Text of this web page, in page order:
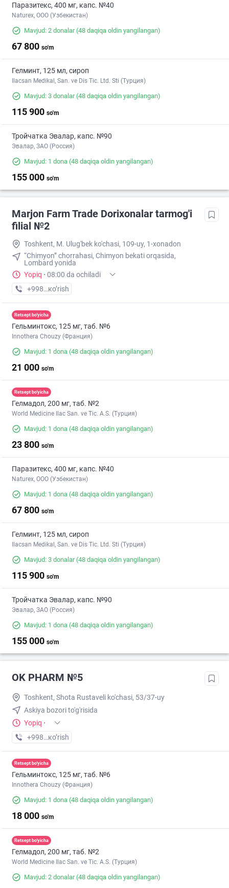
Паразитекс, 400 мг, капс. №40
Naturex, OOO (Узбекистан)
Mavjud: 2 donalar(48 daqiqa oldin yangilangan)
67 800 so'm
Гелминт, 125 мл, сироп
Ilacsan Medikal, San. ve Dis Tic. Ltd. Sti (Турция)
Mavjud: 3 donalar(48 daqiqa oldin yangilangan)
115 900 so'm
Тройчатка Эвалар, капс. №90
Эвалар, ЗАО (Россия)
Mavjud: 1 dona (48 daqiqa oldin yangilangan)
155 000 so'm
Marjon Farm Trade Dorixonalar tarmog'i
filial №2
Toshkent, M. Ulug'bek ko'chasi, 109-uy, 1-xonadon
“Chimyon” chorrahasi, Chimyon bekati orqasida,
Lombard yonida
Yopiq · 08:00 da ochiladi
+998 (71) XXX-XX-XX
кo’rish
Retsept bo'yicha
Гельминтокс, 125 мг, таб. №6
Innothera Chouzy (Франция)
Mavjud: 1 dona (48 daqiqa oldin yangilangan)
21 000 so'm
Retsept bo'yicha
Гелмадол, 200 мг, таб. №2
World Medicine Ilac San. ve Tic. A.S. (Турция)
Mavjud: 1 dona (48 daqiqa oldin yangilangan)
23 800 so'm
Паразитекс, 400 мг, капс. №40
Naturex, OOO (Узбекистан)
Mavjud: 1 dona (48 daqiqa oldin yangilangan)
67 800 so'm
Гелминт, 125 мл, сироп
Ilacsan Medikal, San. ve Dis Tic. Ltd. Sti (Турция)
Mavjud: 3 donalar(48 daqiqa oldin yangilangan)
115 900 so'm
Тройчатка Эвалар, капс. №90
Эвалар, ЗАО (Россия)
Mavjud: 1 dona (48 daqiqa oldin yangilangan)
155 000 so'm
OK PHARM №5
Toshkent, Shota Rustaveli ko'chasi, 53/37-uy
Askiya bozori to'g'risida
Yopiq ·
+998 (90) XXX-XX-XX
кo’rish
Retsept bo'yicha
Гельминтокс, 125 мг, таб. №6
Innothera Chouzy (Франция)
Mavjud: 1 dona (48 daqiqa oldin yangilangan)
18 000 so'm
Retsept bo'yicha
Гелмадол, 200 мг, таб. №2
World Medicine Ilac San. ve Tic. A.S. (Турция)
Mavjud: 2 donalar(48 daqiqa oldin yangilangan)